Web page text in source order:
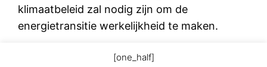
klimaatbeleid zal nodig zijn om de
energietransitie werkelijkheid te maken.
[one_half]